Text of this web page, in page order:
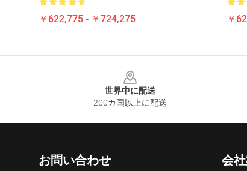
￥622,775 - ￥724,275 ￥
世界中に配送
200カ国以上に配送
お問い合わせ 会